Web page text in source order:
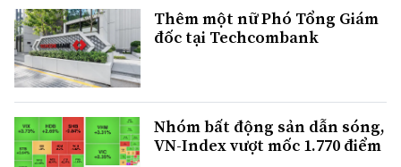
Thêm một nữ Phó Tổng Giám
đốc tại Techcombank
Nhóm bất động sản dẫn sóng,
VN-Index vượt mốc 1.770 điểm